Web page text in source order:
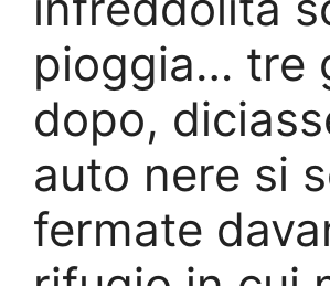
pioggia… tre
dopo,
auto nere si
fermate